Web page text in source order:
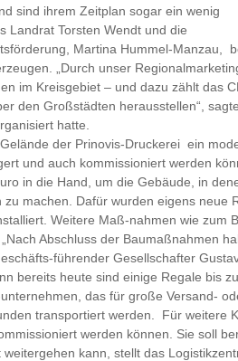
sind ihrem Zeitplan sogar ein wenig
Landrat Torsten Wendt und die
Martina Hummel-Manzau,
„Durch unser
im Kreisgebiet – und dazu zählt das
den Großstädten herausstellen“,
hatte.
der Prinovis-Druckerei ein
und auch kommissioniert werden
in die Hand, um die Gebäude, in
machen. Dafür wurden eigens neue
Weitere Maß-nahmen wie zum
Abschluss der Baumaßnahmen
führender Gesellschafter Gustav
bereits heute sind einige Regale bis
das für große Versand-
transportiert werden. Für weitere
werden können. Sie soll
kann, stellt das